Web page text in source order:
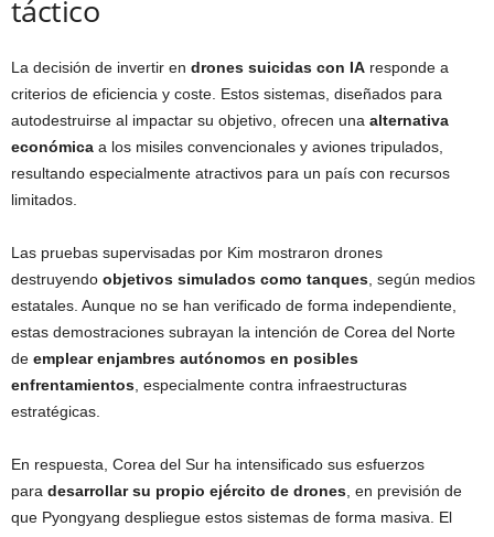
táctico
La decisión de invertir en drones suicidas con IA responde a
criterios de eficiencia y coste. Estos sistemas, diseñados para
autodestruirse al impactar su objetivo, ofrecen una alternativa
económica a los misiles convencionales y aviones tripulados,
resultando especialmente atractivos para un país con recursos
limitados.
Las pruebas supervisadas por Kim mostraron drones
destruyendo objetivos simulados como tanques , según medios
estatales. Aunque no se han verificado de forma independiente,
estas demostraciones subrayan la intención de Corea del Norte
de emplear enjambres autónomos en posibles
enfrentamientos , especialmente contra infraestructuras
estratégicas.
En respuesta, Corea del Sur ha intensificado sus esfuerzos
para desarrollar su propio ejército de drones , en previsión de
que Pyongyang despliegue estos sistemas de forma masiva. El